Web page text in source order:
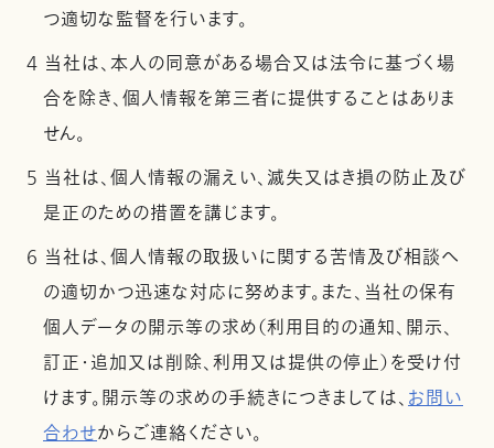
つ適切な監督を行います。
4 当社は、本人の同意がある場合又は法令に基づく場
合を除き、個人情報を第三者に提供することはありま
せん。
5 当社は、個人情報の漏えい、滅失又はき損の防止及び
是正のための措置を講じます。
6 当社は、個人情報の取扱いに関する苦情及び相談へ
の適切かつ迅速な対応に努めます。また、当社の保有
個人データの開示等の求め（利用目的の通知、開示、
訂正・追加又は削除、利用又は提供の停止）を受け付
けます。開示等の求めの手続きにつきましては、お問い
合わせからご連絡ください。